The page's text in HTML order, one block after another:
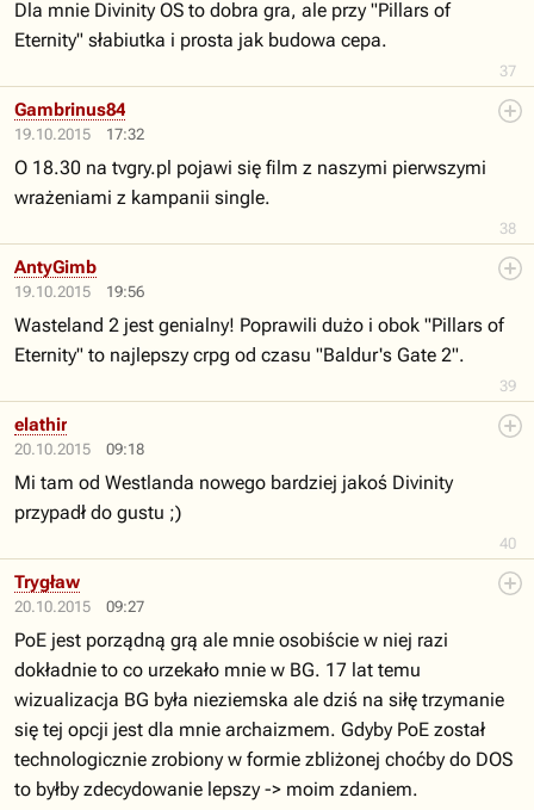
37
Dla mnie Divinity OS to dobra gra, ale przy "Pillars of
Eternity" słabiutka i prosta jak budowa cepa.
19.10.2015 17:32
38
Gambrinus84
O 18.30 na tvgry.pl pojawi się film z naszymi pierwszymi
wrażeniami z kampanii single.
19.10.2015 19:56
39
AntyGimb
Wasteland 2 jest genialny! Poprawili dużo i obok "Pillars of
Eternity" to najlepszy crpg od czasu "Baldur's Gate 2".
20.10.2015 09:18
40
elathir
Mi tam od Westlanda nowego bardziej jakoś Divinity
przypadł do gustu ;)
20.10.2015 09:27
Trygław
PoE jest porządną grą ale mnie osobiście w niej razi
dokładnie to co urzekało mnie w BG. 17 lat temu
wizualizacja BG była nieziemska ale dziś na siłę trzymanie
się tej opcji jest dla mnie archaizmem. Gdyby PoE został
technologicznie zrobiony w formie zbliżonej choćby do DOS
to byłby zdecydowanie lepszy -> moim zdaniem.